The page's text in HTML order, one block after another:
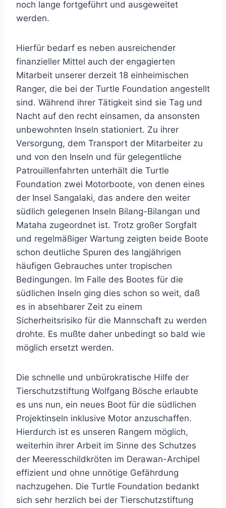
noch lange fortgeführt und ausgeweitet
werden.
Hierfür bedarf es neben ausreichender
finanzieller Mittel auch der engagierten
Mitarbeit unserer derzeit 18 einheimischen
Ranger, die bei der Turtle Foundation angestellt
sind. Während ihrer Tätigkeit sind sie Tag und
Nacht auf den recht einsamen, da ansonsten
unbewohnten Inseln stationiert. Zu ihrer
Versorgung, dem Transport der Mitarbeiter zu
und von den Inseln und für gelegentliche
Patrouillenfahrten unterhält die Turtle
Foundation zwei Motorboote, von denen eines
der Insel Sangalaki, das andere den weiter
südlich gelegenen Inseln Bilang-Bilangan und
Mataha zugeordnet ist. Trotz großer Sorgfalt
und regelmäßiger Wartung zeigten beide Boote
schon deutliche Spuren des langjährigen
häufigen Gebrauches unter tropischen
Bedingungen. Im Falle des Bootes für die
südlichen Inseln ging dies schon so weit, daß
es in absehbarer Zeit zu einem
Sicherheitsrisiko für die Mannschaft zu werden
drohte. Es mußte daher unbedingt so bald wie
möglich ersetzt werden.
Die schnelle und unbürokratische Hilfe der
Tierschutzstiftung Wolfgang Bösche erlaubte
es uns nun, ein neues Boot für die südlichen
Projektinseln inklusive Motor anzuschaffen.
Hierdurch ist es unseren Rangern möglich,
weiterhin ihrer Arbeit im Sinne des Schutzes
der Meeresschildkröten im Derawan-Archipel
effizient und ohne unnötige Gefährdung
nachzugehen. Die Turtle Foundation bedankt
sich sehr herzlich bei der Tierschutzstiftung